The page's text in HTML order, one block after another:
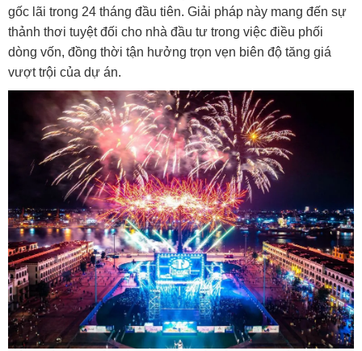
gốc lãi trong 24 tháng đầu tiên. Giải pháp này mang đến sự
thảnh thơi tuyệt đối cho nhà đầu tư trong việc điều phối
dòng vốn, đồng thời tận hưởng trọn vẹn biên độ tăng giá
vượt trội của dự án.